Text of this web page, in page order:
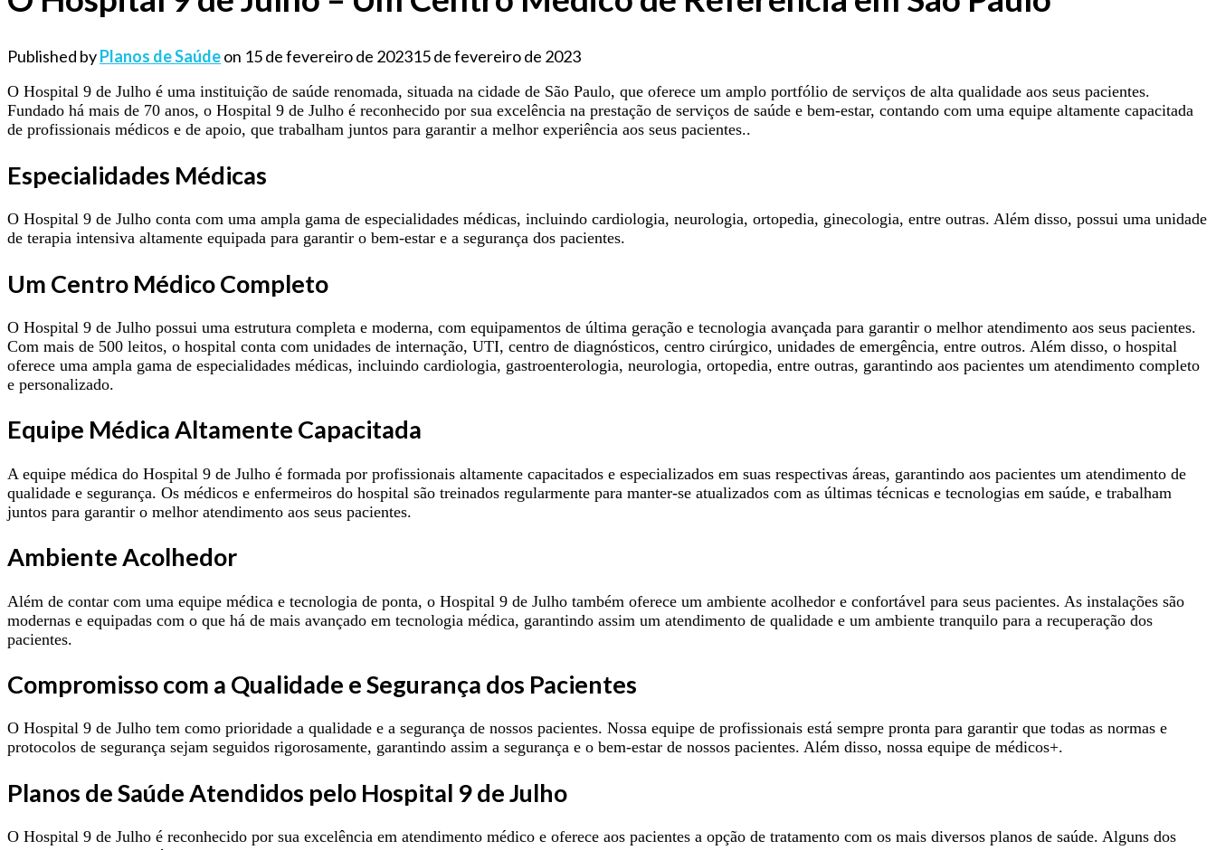
Published byPlanos de Saúdeon 15 de fevereiro de 202315 de fevereiro de 2023
O Hospital 9 de Julho é uma instituição de saúde renomada, situada na cidade de São Paulo, que oferece um amplo portfólio de serviços de alta qualidade aos seus pacientes.
Fundado há mais de 70 anos, o Hospital 9 de Julho é reconhecido por sua excelência na prestação de serviços de saúde e bem-estar, contando com uma equipe altamente capacitada
de profissionais médicos e de apoio, que trabalham juntos para garantir a melhor experiência aos seus pacientes..
Especialidades Médicas
O Hospital 9 de Julho conta com uma ampla gama de especialidades médicas, incluindo cardiologia, neurologia, ortopedia, ginecologia, entre outras. Além disso, possui uma unidade
de terapia intensiva altamente equipada para garantir o bem-estar e a segurança dos pacientes.
Um Centro Médico Completo
O Hospital 9 de Julho possui uma estrutura completa e moderna, com equipamentos de última geração e tecnologia avançada para garantir o melhor atendimento aos seus pacientes.
Com mais de 500 leitos, o hospital conta com unidades de internação, UTI, centro de diagnósticos, centro cirúrgico, unidades de emergência, entre outros. Além disso, o hospital
oferece uma ampla gama de especialidades médicas, incluindo cardiologia, gastroenterologia, neurologia, ortopedia, entre outras, garantindo aos pacientes um atendimento completo
e personalizado.
Equipe Médica Altamente Capacitada
A equipe médica do Hospital 9 de Julho é formada por profissionais altamente capacitados e especializados em suas respectivas áreas, garantindo aos pacientes um atendimento de
qualidade e segurança. Os médicos e enfermeiros do hospital são treinados regularmente para manter-se atualizados com as últimas técnicas e tecnologias em saúde, e trabalham
juntos para garantir o melhor atendimento aos seus pacientes.
Ambiente Acolhedor
Além de contar com uma equipe médica e tecnologia de ponta, o Hospital 9 de Julho também oferece um ambiente acolhedor e confortável para seus pacientes. As instalações são
modernas e equipadas com o que há de mais avançado em tecnologia médica, garantindo assim um atendimento de qualidade e um ambiente tranquilo para a recuperação dos
pacientes.
Compromisso com a Qualidade e Segurança dos Pacientes
O Hospital 9 de Julho tem como prioridade a qualidade e a segurança de nossos pacientes. Nossa equipe de profissionais está sempre pronta para garantir que todas as normas e
protocolos de segurança sejam seguidos rigorosamente, garantindo assim a segurança e o bem-estar de nossos pacientes. Além disso, nossa equipe de médicos+.
Planos de Saúde Atendidos pelo Hospital 9 de Julho
O Hospital 9 de Julho é reconhecido por sua excelência em atendimento médico e oferece aos pacientes a opção de tratamento com os mais diversos planos de saúde. Alguns dos